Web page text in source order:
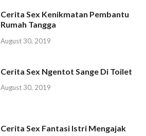
Cerita Sex Kenikmatan Pembantu
Rumah Tangga
August 30, 2019
Cerita Sex Ngentot Sange Di Toilet
August 30, 2019
Cerita Sex Fantasi Istri Mengajak